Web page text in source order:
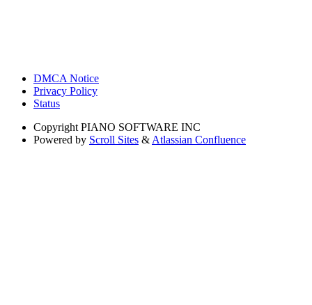
DMCA Notice
Privacy Policy
Status
Copyright PIANO SOFTWARE INC
Powered by Scroll Sites & Atlassian Confluence